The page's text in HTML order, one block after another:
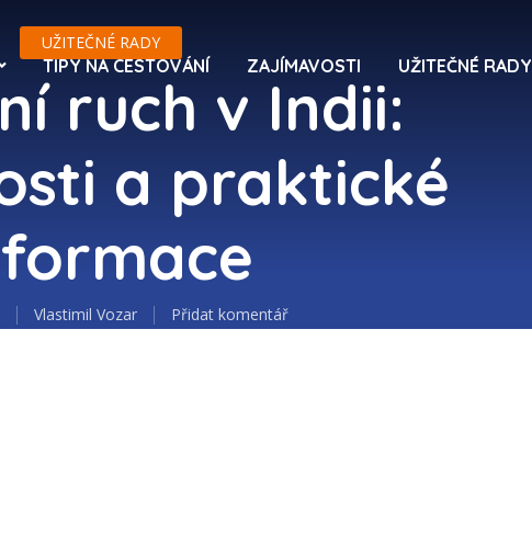
TIPY NA CESTOVÁNÍ ZAJÍMAVOSTI UŽITEČNÉ RADY
UŽITEČNÉ RADY
ruch v Indii:
a praktické
Vlastimil Vozar Přidat komentář